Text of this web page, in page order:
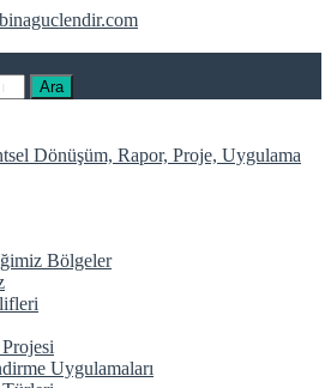
Ara
Bölgeler
Uygulamaları